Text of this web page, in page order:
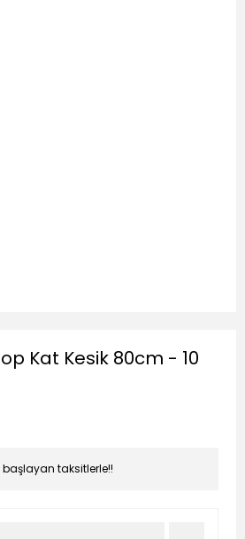
Kat Kesik 80cm - 10
başlayan taksitlerle!!